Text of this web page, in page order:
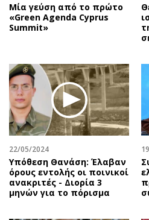
Μία γεύση από το πρώτο
«Green Agenda Cyprus
Summit»
22/05/2024
Υπόθεση Θανάση: Έλαβαν
όρους εντολής οι ποινικοί
ανακριτές - Διορία 3
μηνών για το πόρισμα